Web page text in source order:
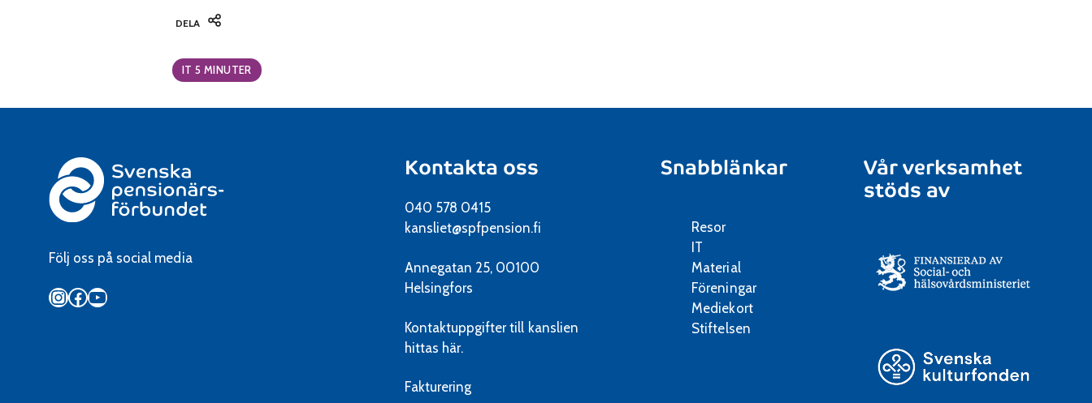
DELA
IT 5 MINUTER
Följ oss på social media
Instagram
Facebook
YouTube
Kontakta oss
040 578 0415
kansliet@spfpension.fi
Annegatan 25, 00100
Helsingfors
Kontaktuppgifter till kanslien
hittas här.
Fakturering
Snabblänkar
Resor
IT
Material
Föreningar
Mediekort
Stiftelsen
Vår verksamhet
stöds av